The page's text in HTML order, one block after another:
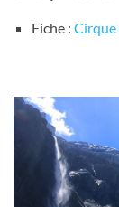
Fiche : Cirque